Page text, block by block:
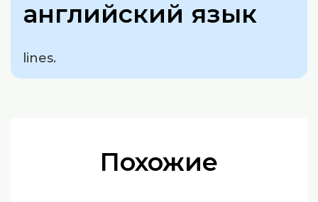
английский язык
lines.
Похожие